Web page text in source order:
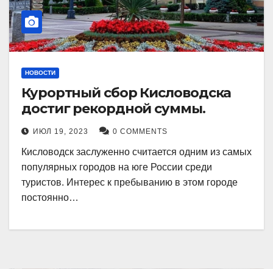
НОВОСТИ
Курортный сбор Кисловодска
достиг рекордной суммы.
ИЮЛ 19, 2023 0 COMMENTS
Кисловодск заслуженно считается одним из самых
популярных городов на юге России среди
туристов. Интерес к пребыванию в этом городе
постоянно…